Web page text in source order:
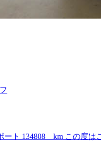
134808 km この度はご